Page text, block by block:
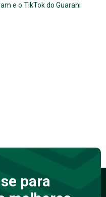
e o TikTok do Guarani
para